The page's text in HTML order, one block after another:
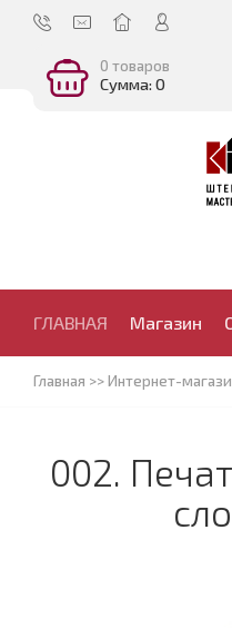
0 товаров
Сумма: 0
ГЛАВНАЯ Магазин
Главная >>Интернет-
002.